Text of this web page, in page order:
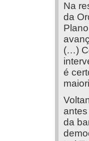
Na
da
(…)
é
da